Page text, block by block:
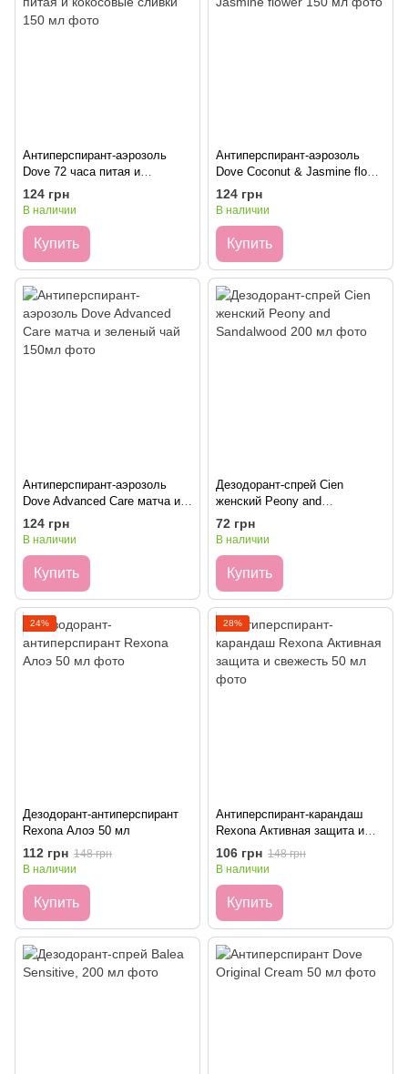
Антиперспирант-аэрозоль
Dove 72 часа питая и
кокосовые сливки 150 мл
124 грн
В наличии
Купить
Антиперспирант-аэрозоль
Dove Coconut & Jasmine flower
150 мл
124 грн
В наличии
Купить
Антиперспирант-аэрозоль
Dove Advanced Care матча и
зеленый чай 150мл
124 грн
В наличии
Купить
Дезодорант-спрей Cien
женский Peony and
Sandalwood 200 мл
72 грн
В наличии
Купить
24%
Дезодорант-антиперспирант
Rexona Алоэ 50 мл
112 грн 148 грн
В наличии
Купить
28%
Антиперспирант-карандаш
Rexona Активная защита и
свежесть 50 мл
106 грн 148 грн
В наличии
Купить